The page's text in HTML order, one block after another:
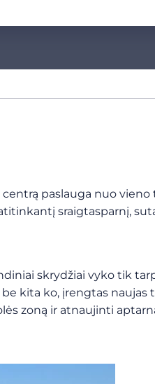
paslauga nuo
sraigtasparnį,
skrydžiai vyko tik
kita ko, įrengtas
zoną ir atnaujinti